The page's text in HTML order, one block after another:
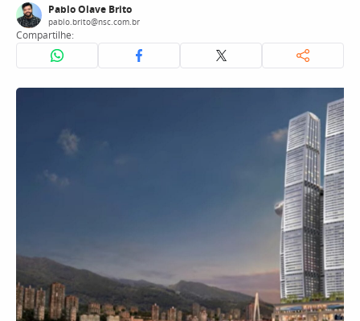
Pablo Olave Brito
pablo.brito@nsc.com.br
Compartilhe: